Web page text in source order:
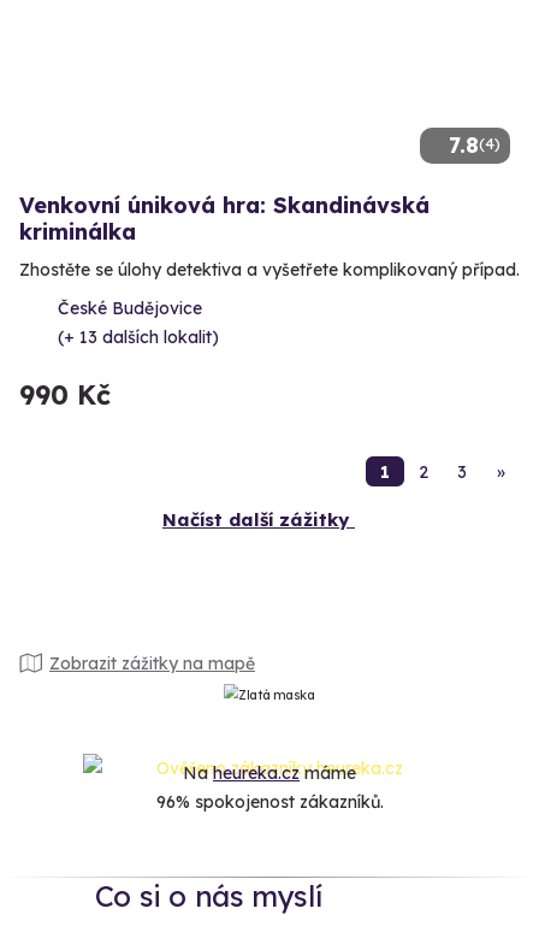
7.8(4)
Venkovní úniková hra: Skandinávská
kriminálka
Zhostěte se úlohy detektiva a vyšetřete komplikovaný případ.
České Budějovice
(+ 13 dalších lokalit)
990 Kč
1 2 3 »
Načíst další zážitky
Zobrazit zážitky na mapě
Naheureka.czmáme
96% spokojenost zákazníků.
Co si o nás myslí